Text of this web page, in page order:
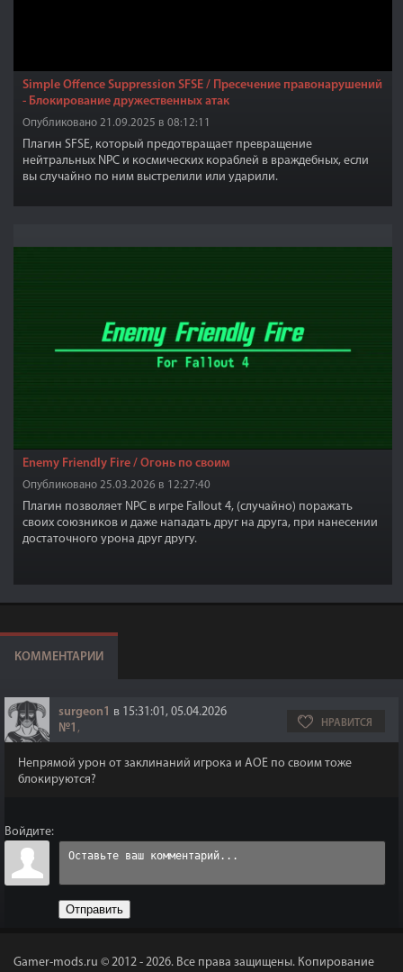
Simple Offence Suppression SFSE / Пресечение правонарушений
- Блокирование дружественных атак
Опубликовано 21.09.2025 в 08:12:11
Плагин SFSE, который предотвращает превращение
нейтральных NPC и космических кораблей в враждебных, если
вы случайно по ним выстрелили или ударили.
Enemy Friendly Fire / Огонь по своим
Опубликовано 25.03.2026 в 12:27:40
Плагин позволяет NPC в игре Fallout 4, (случайно) поражать
своих союзников и даже нападать друг на друга, при нанесении
достаточного урона друг другу.
КОММЕНТАРИИ
surgeon1 в 15:31:01, 05.04.2026
№1 , НРАВИТСЯ
Непрямой урон от заклинаний игрока и AOE по своим тоже
блокируются?
Войдите:
Отправить
Gamer-mods.ru © 2012 - 2026. Все права защищены. Копирование